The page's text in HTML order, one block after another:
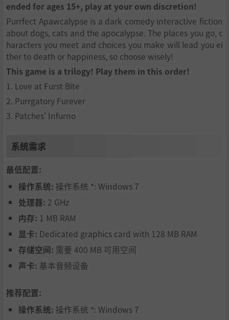
ended for ages 15+, play at your own discretion!
Purrfect Apawcalypse is a dark comedy interactive fiction
about dogs, cats and the apocalypse. The places you go, c
haracters you meet and choices you make will lead you ei
ther to death or happiness, so choose wisely!
This game is a trilogy! Play them in this order!
1. Love at Furst Bite
2. Purrgatory Furever
3. Patches' Infurno
系统需求
最低配置:
操作系统: 操作系统 *: Windows 7
处理器: 2 GHz
内存: 1 MB RAM
显卡: Dedicated graphics card with 128 MB RAM
存储空间: 需要 400 MB 可用空间
声卡: 基本音频设备
推荐配置:
操作系统: 操作系统 *: Windows 7